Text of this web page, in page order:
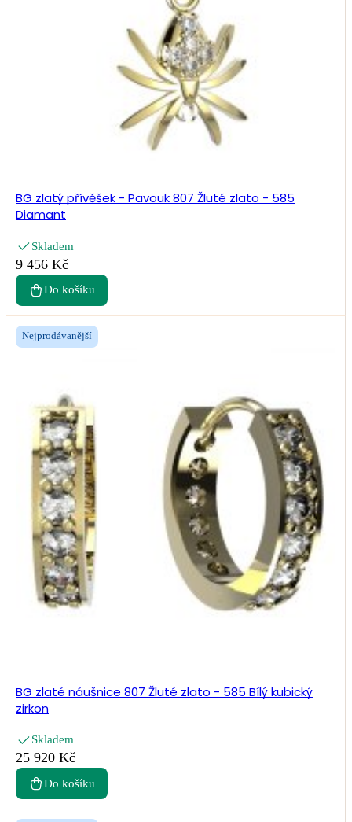
BG zlatý přívěšek - Pavouk 807 Žluté zlato - 585
Diamant
Skladem
9 456 Kč
Do košíku
Nejprodávanější
BG zlaté náušnice 807 Žluté zlato - 585 Bílý kubický
zirkon
Skladem
25 920 Kč
Do košíku